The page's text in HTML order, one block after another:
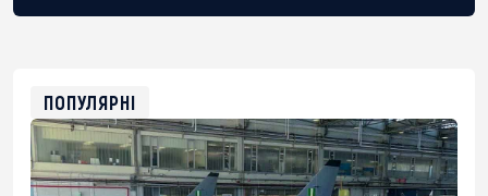
0xfD02863D3289416fcF50975c9DFda13623f97758
ПОПУЛЯРНІ